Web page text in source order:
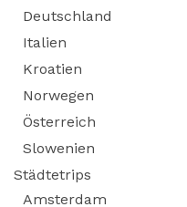
Deutschland
Italien
Kroatien
Norwegen
Österreich
Slowenien
Städtetrips
Amsterdam